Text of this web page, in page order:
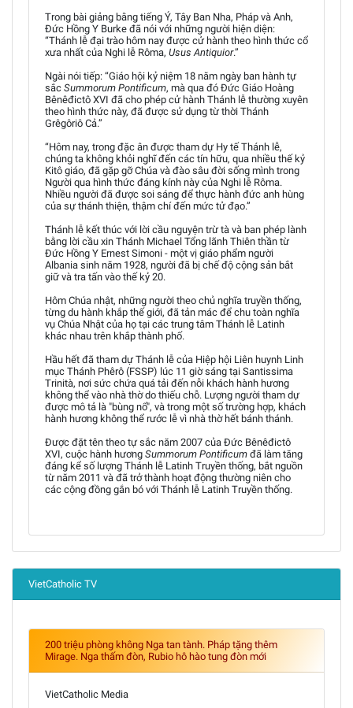
Trong bài giảng bằng tiếng Ý, Tây Ban Nha, Pháp và Anh,
Đức Hồng Y Burke đã nói với những người hiện diện:
“Thánh lễ đại trào hôm nay được cử hành theo hình thức cổ
xưa nhất của Nghi lễ Rôma, Usus Antiquior.”
Ngài nói tiếp: “Giáo hội kỷ niệm 18 năm ngày ban hành tự
sắc Summorum Pontificum, mà qua đó Đức Giáo Hoàng
Bênêđictô XVI đã cho phép cử hành Thánh lễ thường xuyên
theo hình thức này, đã được sử dụng từ thời Thánh
Grêgôriô Cả.”
“Hôm nay, trong đặc ân được tham dự Hy tế Thánh lễ,
chúng ta không khỏi nghĩ đến các tín hữu, qua nhiều thế kỷ
Kitô giáo, đã gặp gỡ Chúa và đào sâu đời sống mình trong
Người qua hình thức đáng kính này của Nghi lễ Rôma.
Nhiều người đã được soi sáng để thực hành đức anh hùng
của sự thánh thiện, thậm chí đến mức tử đạo.”
Thánh lễ kết thúc với lời cầu nguyện trừ tà và ban phép lành
bằng lời cầu xin Thánh Michael Tổng lãnh Thiên thần từ
Đức Hồng Y Ernest Simoni - một vị giáo phẩm người
Albania sinh năm 1928, người đã bị chế độ cộng sản bắt
giữ và tra tấn vào thế kỷ 20.
Hôm Chúa nhật, những người theo chủ nghĩa truyền thống,
từng du hành khắp thế giới, đã tản mác để chu toàn nghĩa
vụ Chúa Nhật của họ tại các trung tâm Thánh lễ Latinh
khác nhau trên khắp thành phố.
Hầu hết đã tham dự Thánh lễ của Hiệp hội Liên huynh Linh
mục Thánh Phêrô (FSSP) lúc 11 giờ sáng tại Santissima
Trinità, nơi sức chứa quá tải đến nỗi khách hành hương
không thể vào nhà thờ do thiếu chỗ. Lượng người tham dự
được mô tả là "bùng nổ", và trong một số trường hợp, khách
hành hương không thể rước lễ vì nhà thờ hết bánh thánh.
Được đặt tên theo tự sắc năm 2007 của Đức Bênêđictô
XVI, cuộc hành hương Summorum Pontificum đã làm tăng
đáng kể số lượng Thánh lễ Latinh Truyền thống, bắt nguồn
từ năm 2011 và đã trở thành hoạt động thường niên cho
các cộng đồng gắn bó với Thánh lễ Latinh Truyền thống.
VietCatholic TV
200 triệu phòng không Nga tan tành. Pháp tặng thêm
Mirage. Nga thấm đòn, Rubio hô hào tung đòn mới
VietCatholic Media